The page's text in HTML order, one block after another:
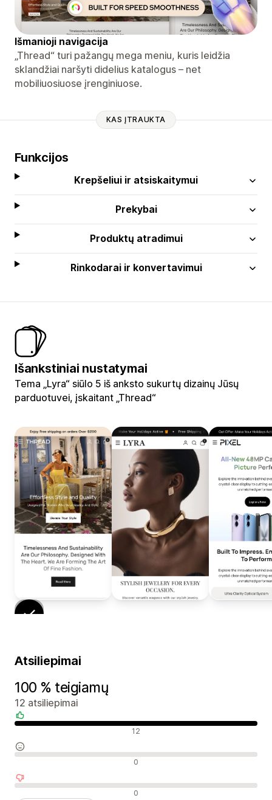
Išmanioji navigacija
„Thread“ turi pažangų mega meniu, kuris leidžia
sklandžiai naršyti didelius katalogus – net
mobiliuosiuose įrenginiuose.
KAS ĮTRAUKTA
Funkcijos
Krepšeliui ir atsiskaitymui
Prekybai
Produktų atradimui
Rinkodarai ir konvertavimui
Išankstiniai nustatymai
Tema „Lyra“ siūlo 5 iš anksto sukurtų dizainų Jūsų
parduotuvei, įskaitant „Thread“
Atsiliepimai
100 % teigiamų
12 atsiliepimai
12
0
0